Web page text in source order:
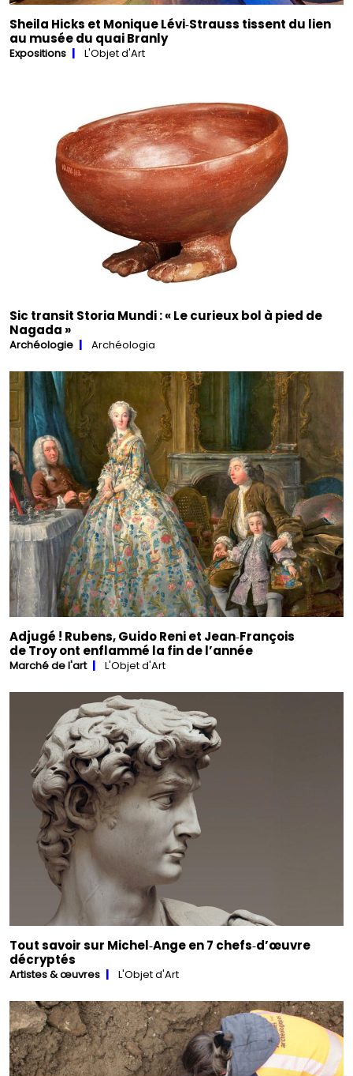
Sheila Hicks et Monique Lévi‑Strauss tissent du lien
au musée du quai Branly
Expositions L'Objet d'Art
Sic transit Storia Mundi : « Le curieux bol à pied de
Nagada »
Archéologie Archéologia
Adjugé ! Rubens, Guido Reni et Jean‑François
de Troy ont enflammé la fin de l’année
Marché de l'art L'Objet d'Art
Tout savoir sur Michel‑Ange en 7 chefs‑d’œuvre
décryptés
Artistes & œuvres L'Objet d'Art